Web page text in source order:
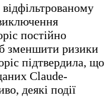
постійно
зменшити ризики
підтвердила, що
Claude-
деякі події